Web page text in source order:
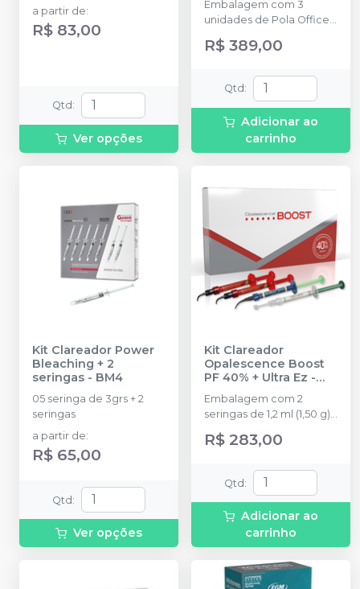
a partir de:
R$ 83,00
Qtd :
Ver opções
Embalagem com 3
unidades de Pola Office
Barreira Gengival, 1g
bochecha Optragate +
Acessórios.
R$ 389,00
Qtd :
Adicionar ao
carrinho
Kit Clareador Power
Bleaching + 2
seringas - BM4
05 seringa de 3grs + 2
seringas
a partir de:
R$ 65,00
Qtd:
Ver opções
Kit Clareador
Opalescence Boost
PF 40% + Ultra Ez -
ULTRADENT
Embalagem com 2
seringas de 1,2 ml (1,50 g)
Black Mini tips 1 seringa
Green 1 seringa de 1,2 ml
(1,48 g) UltraEZ 1 IsoBlock
R$ 283,00
Qtd:
Adicionar ao
carrinho